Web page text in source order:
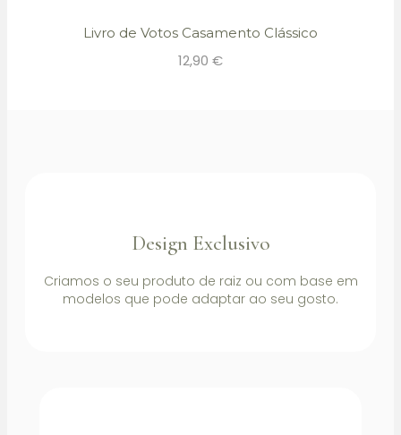
Livro de Votos Casamento Clássico
12,90 €
Design Exclusivo
Criamos o seu produto de raiz ou com base em
modelos que pode adaptar ao seu gosto.